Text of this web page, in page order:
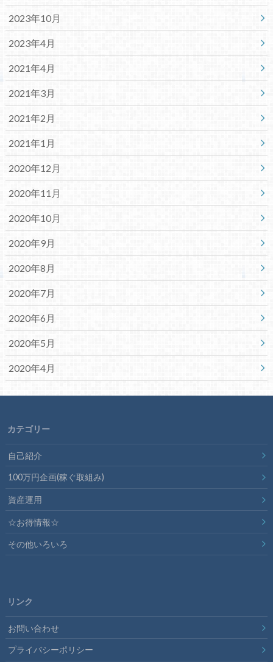
2023年10月
2023年4月
2021年4月
2021年3月
2021年2月
2021年1月
2020年12月
2020年11月
2020年10月
2020年9月
2020年8月
2020年7月
2020年6月
2020年5月
2020年4月
カテゴリー
自己紹介
100万円企画(稼ぐ取組み)
資産運用
☆お得情報☆
その他いろいろ
リンク
お問い合わせ
プライバシーポリシー